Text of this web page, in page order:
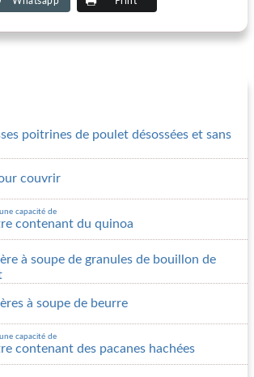
poitrines de poulet désossées et sans
couvrir
capacité de
contenant du quinoa
à soupe de granules de bouillon de
à soupe de beurre
capacité de
contenant des pacanes hachées